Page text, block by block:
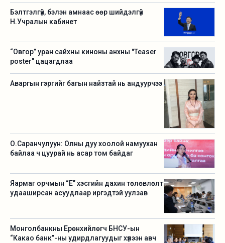
Бэлтгэлгүй, бэлэн амнаас өөр шийдэлгүй
Н.Учралын кабинет
“Овгор” уран сайхны киноны анхны "Teaser
poster" цацагдлаа
Аваргын гэргийг багын найзтай нь андуурчээ
О.Саранчулуун: Олны дуу хоолой намуухан
байлаа ч цуурай нь асар том байдаг
Яармаг орчмын “Е” хэсгийн дахин төлөвлөлт
удааширсан асуудлаар иргэдтэй уулзав
Монголбанкны Ерөнхийлөгч БНСУ-ын
“Какао банк”-ны удирдлагуудыг хүлээн авч